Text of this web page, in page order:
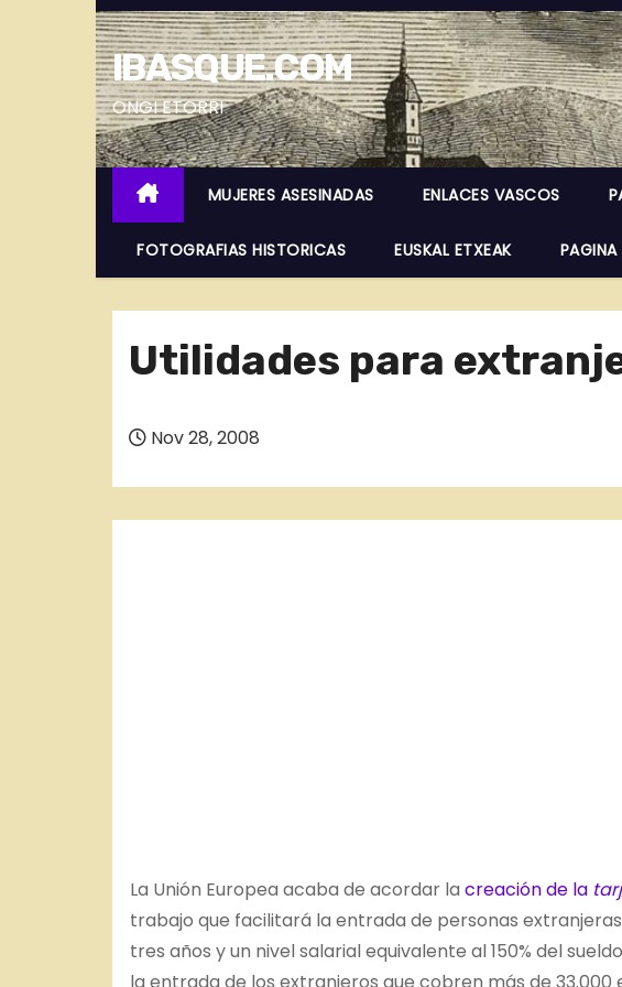
S
a
l
t
a
r
IBASQUE.COM
ONGI ETORRI
MUJERES ASESINADAS ENLACES VASCOS
FOTOGRAFIAS HISTORICAS EUSKAL ETXEAK
Utilidades para
Nov 28, 2008
La Unión Europea acaba de acordar la creación de la
trabajo que facilitará la entrada de personas
tres años y un nivel salarial equivalente al 150% del